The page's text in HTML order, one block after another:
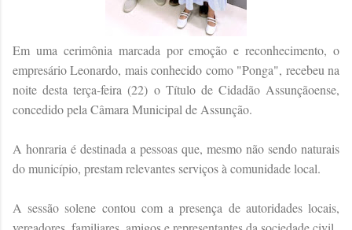
Em uma cerimônia marcada por emoção e reconhecimento, o
empresário Leonardo, mais conhecido como "Ponga", recebeu na
noite desta terça-feira (22) o Título de Cidadão Assunçãoense,
concedido pela Câmara Municipal de Assunção.
A honraria é destinada a pessoas que, mesmo não sendo naturais
do município, prestam relevantes serviços à comunidade local.
A sessão solene contou com a presença de autoridades locais,